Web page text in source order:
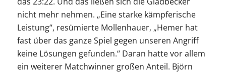
nicht mehr nehmen. „Eine starke kämpferische
Leistung“, resümierte Mollenhauer, „Hemer hat
fast über das ganze Spiel gegen unseren Angriff
keine Lösungen gefunden.“ Daran hatte vor allem
ein weiterer Matchwinner großen Anteil. Björn